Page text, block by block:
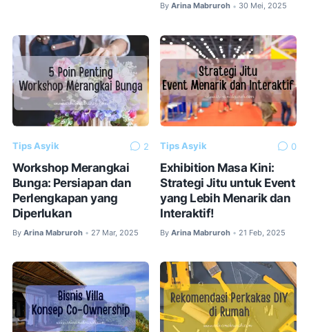
By Arina Mabruroh • 30 Mei, 2025
Tips Asyik 2
Workshop Merangkai
Bunga: Persiapan dan
Perlengkapan yang
Diperlukan
By Arina Mabruroh • 27 Mar, 2025
Tips Asyik 0
Exhibition Masa Kini:
Strategi Jitu untuk Event
yang Lebih Menarik dan
Interaktif!
By Arina Mabruroh • 21 Feb, 2025